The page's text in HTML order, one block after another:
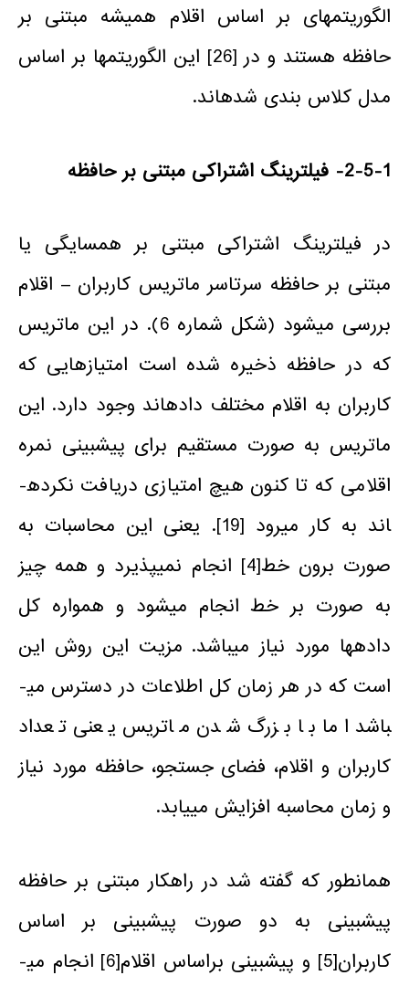
الگوریتم­های بر اساس اقلام همیشه مبتنی بر
حافظه هستند و در [26] این الگوریتم­ها بر اساس
مدل کلاس بندی شده­اند.
2-5-1- فیلترینگ اشتراکی مبتنی بر حافظه
در فیلترینگ اشتراکی مبتنی بر همسایگی یا
مبتنی بر حافظه سرتاسر ماتریس کاربران – اقلام
بررسی می­شود (شکل شماره­ 6). در این ماتریس
که در حافظه ذخیره شده است امتیازهایی که
کاربران به اقلام مختلف داده­اند وجود دارد. این
ماتریس به صورت مستقیم برای پیش­بینی نمره
اقلامی که تا کنون هیچ امتیازی دریافت نکرده­
اند به کار می­رود [19]. یعنی این محاسبات به
صورت برون خط[4]
انجام نمی­پذیرد و همه چیز
به صورت بر خط انجام می­شود و همواره کل
داده­ها مورد نیاز می­باشد. مزیت این روش این
است که در هر زمان کل اطلاعات در دسترس می­
باشد اما با بزرگ شدن ماتریس یعنی تعداد
کاربران و اقلام، فضای جستجو، حافظه­ مورد نیاز
و زمان محاسبه افزایش می­یابد.
همانطور که گفته شد در راهکار مبتنی بر حافظه
پیش­بینی به دو صورت پیش­بینی بر اساس
کاربران[5] و پیش­بینی براساس اقلام[6] انجام می­